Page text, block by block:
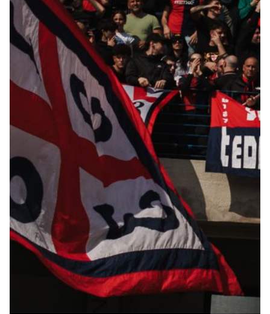
Summer Sale
Mare
Accessori
Outlet
Helan x Genoa
Isolani x Genoa
Gift Card Online Store